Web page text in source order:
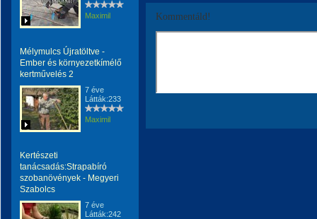
Maximil
Mélymulcs Újratöltve -
Ember és környezetkímélő
kertművelés 2
7 éve
Látták:233
Maximil
Kertészeti
tanácsadás:Strapabíró
szobanövények - Megyeri
Szabolcs
7 éve
Látták:242
Kommentáld!